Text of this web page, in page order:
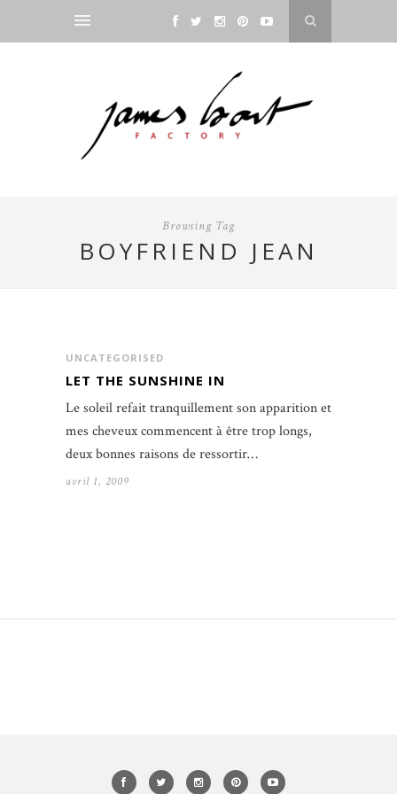
Browsing Tag
BOYFRIEND JEAN
UNCATEGORISED
LET THE SUNSHINE IN
Le soleil refait tranquillement son apparition et
mes cheveux commencent à être trop longs,
deux bonnes raisons de ressortir…
avril 1, 2009